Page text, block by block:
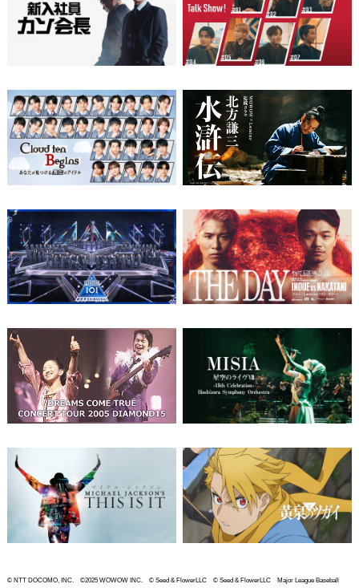
© NTT DOCOMO, INC. ©2025 WOWOW INC. © Seed & FlowerLLC © Seed & FlowerLLC Major League Baseball